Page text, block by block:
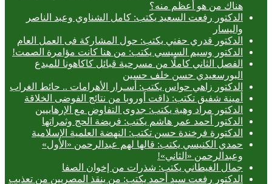
هناك من هو أعظم منه؟
الدكتور رفعت السعيد يكتب: كامل الشناوي وعبد الناصر
واليسار
الدكتور قدري حفني يكتب: حول المشاركة فى العمل العام
الدكتور وسيم السيسي يكتب: من هنا كانت مؤامرة الصمت!
الفصل الثاني كاملًا من مسرحية قبائل كاكاهونا للمبدع
البورسعيدي حسن خلف حسين
الدكتور زاهي حواس يكتب: أسـرار الأهرامات .. حائط الغراب
أمينة شفيق تكتب: ذاقت أوروبا من نتائج الفوضى الخلاقة
الدكتور مراد وهبة يكتب: جدوى التفاوض مع الإرهابيين
الدكتور أحمد عمر هاشم يكتب: فريضة الحج وثمراتها
الدكتورة فرخندة حسن تكتب: النهضة العلمية الإسلامية
حمدي الكنيسي يكتب: قالها لهم عبدالرحمن «الأول»
وعبدالرحمن «الثاني»!
جمال الغيطاني يكتب: شذرات من إخوان الصفا
الدكتور رفعت سيد أحمد يكتب: من ينقذ المصريين من تعذيب